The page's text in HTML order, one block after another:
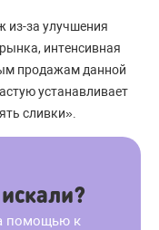
из-за улучшения
интенсивная
продажам данной
устанавливает
сливки».
помощью к